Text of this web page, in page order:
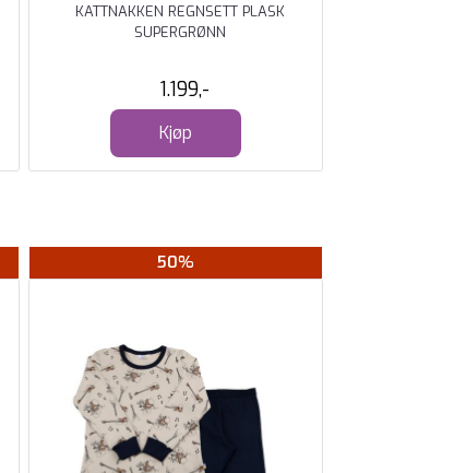
KATTNAKKEN REGNSETT PLASK
SUPERGRØNN
1.199,-
Kjøp
50%